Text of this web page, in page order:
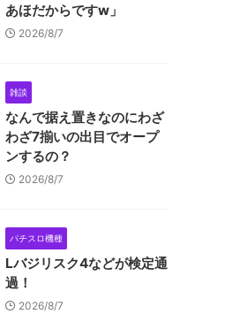
あほだからですw」
2026/8/7
雑談
なんで据え置きなのにわざ
わざ7揃いの出目でオープ
ンするの？
2026/8/7
パチスロ機種
Lバジリスク4などが検定通
過！
2026/8/7